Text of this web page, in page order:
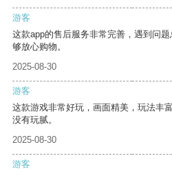
游客
这款app的售后服务非常完善，遇到问
够放心购物。
2025-08-30
游客
这款游戏非常好玩，画面精美，玩法丰
没有玩腻。
2025-08-30
游客